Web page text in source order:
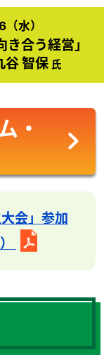
水）
き合う経営」
谷 智保 氏
・
会」参加